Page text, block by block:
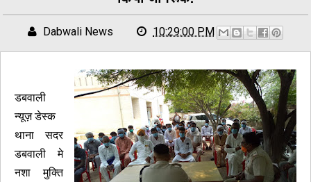
Dabwali News 10:29:00 PM
डबवाली
न्यूज़ डेस्क
थाना सदर
डबवाली मे
नशा मुक्ति